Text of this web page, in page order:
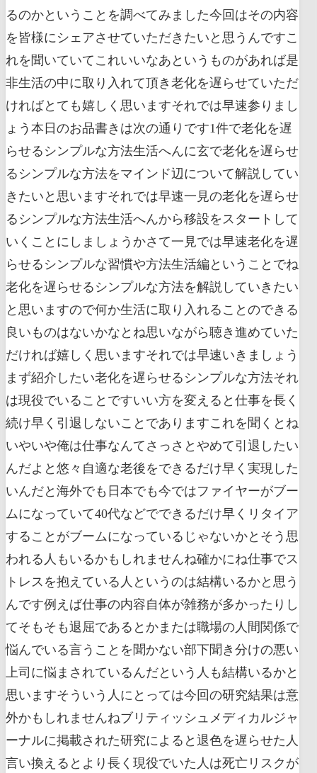
るのかということを調べてみました今回はその内容
を皆様にシェアさせていただきたいと思うんですこ
れを聞いていてこれいいなあというものがあれば是
非生活の中に取り入れて頂き老化を遅らせていただ
ければとても嬉しく思いますそれでは早速参りまし
ょう本日のお品書きは次の通りです1件で老化を遅
らせるシンプルな方法生活へんに玄で老化を遅らせ
るシンプルな方法をマインド辺について解説してい
きたいと思いますそれでは早速一見の老化を遅らせ
るシンプルな方法生活へんから移設をスタートして
いくことにしましょうかさて一見では早速老化を遅
らせるシンプルな習慣や方法生活編ということでね
老化を遅らせるシンプルな方法を解説していきたい
と思いますので何か生活に取り入れることのできる
良いものはないかなとね思いながら聴き進めていた
だければ嬉しく思いますそれでは早速いきましょう
まず紹介したい老化を遅らせるシンプルな方法それ
は現役でいることですいい方を変えると仕事を長く
続け早く引退しないことでありますこれを聞くとね
いやいや俺は仕事なんてさっさとやめて引退したい
んだよと悠々自適な老後をできるだけ早く実現した
いんだと海外でも日本でも今ではファイヤーがブー
ムになっていて40代などでできるだけ早くリタイア
することがブームになっているじゃないかとそう思
われる人もいるかもしれませんね確かにね仕事でス
トレスを抱えている人というのは結構いるかと思う
んです例えば仕事の内容自体が雑務が多かったりし
てそもそも退屈であるとかまたは職場の人間関係で
悩んでいる言うことを聞かない部下聞き分けの悪い
上司に悩まされているんだという人も結構いるかと
思いますそういう人にとっては今回の研究結果は意
外かもしれませんねブリティッシュメディカルジャ
ーナルに掲載された研究によると退色を遅らせた人
言い換えるとより長く現役でいた人は死亡リスクが